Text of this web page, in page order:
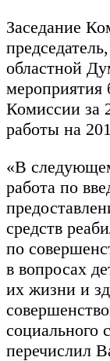
Заседание
областной
мероприятия
Комиссии за
работы на
«В
работа по
средств
по
в вопросах
их жизни и
социального
перечислил